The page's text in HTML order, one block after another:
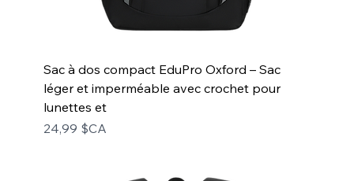
Sac à dos compact EduPro Oxford – Sac
léger et imperméable avec crochet pour
lunettes et
Prix
24,99 $CA